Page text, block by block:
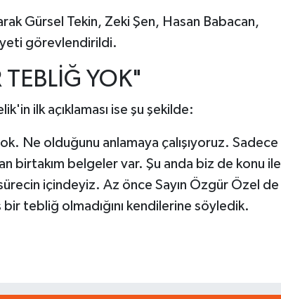
Gürsel Tekin, Zeki Şen, Hasan Babacan,
görevlendirildi.
TEBLİĞ YOK"
ilk açıklaması ise şu şekilde:
Ne olduğunu anlamaya çalışıyoruz. Sadece
birtakım belgeler var. Şu anda biz de konu ile
sürecin içindeyiz. Az önce Sayın Özgür Özel de
tebliğ olmadığını kendilerine söyledik.